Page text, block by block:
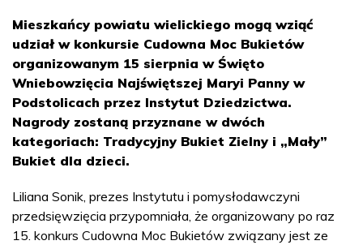
Mieszkańcy powiatu wielickiego mogą wziąć
udział w konkursie Cudowna Moc Bukietów
organizowanym 15 sierpnia w Święto
Wniebowzięcia Najświętszej Maryi Panny w
Podstolicach przez Instytut Dziedzictwa.
Nagrody zostaną przyznane w dwóch
kategoriach: Tradycyjny Bukiet Zielny i „Mały”
Bukiet dla dzieci.
Liliana Sonik, prezes Instytutu i pomysłodawczyni
przedsięwzięcia przypomniała, że organizowany po raz
15. konkurs Cudowna Moc Bukietów związany jest ze